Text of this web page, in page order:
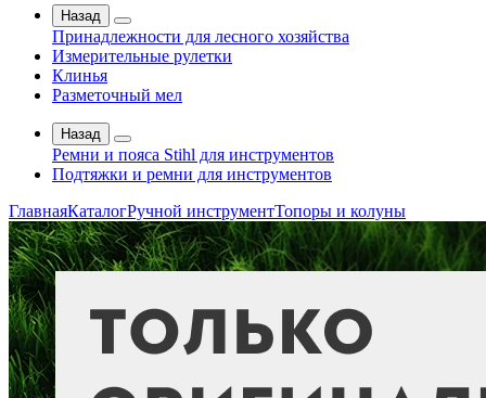
Назад
Принадлежности для лесного хозяйства
Измерительные рулетки
Клинья
Разметочный мел
Назад
Ремни и пояса Stihl для инструментов
Подтяжки и ремни для инструментов
ГлавнаяКаталогРучной инструментТопоры и колуны